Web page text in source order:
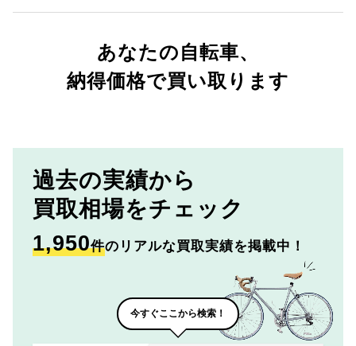
あなたの自転車、
納得価格で買い取ります
過去の実績から
買取相場をチェック
1,950件のリアルな買取実績を掲載中！
今すぐここから検索！